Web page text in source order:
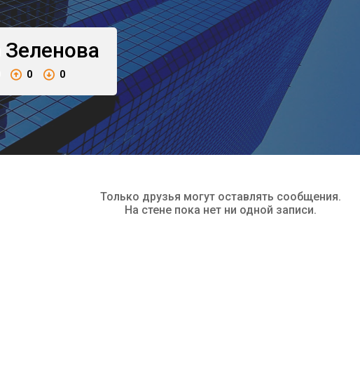
Зеленова
0 0
Только друзья могут оставлять сообщения.
На стене пока нет ни одной записи.